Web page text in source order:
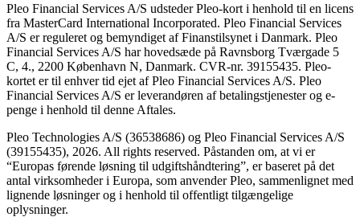
Pleo Financial Services A/S udsteder Pleo-kort i henhold til en licens
fra MasterCard International Incorporated. Pleo Financial Services
A/S er reguleret og bemyndiget af Finanstilsynet i Danmark. Pleo
Financial Services A/S har hovedsæde på Ravnsborg Tværgade 5
C, 4., 2200 København N, Danmark. CVR-nr. 39155435. Pleo-
kortet er til enhver tid ejet af Pleo Financial Services A/S. Pleo
Financial Services A/S er leverandøren af betalingstjenester og e-
penge i henhold til denne Aftales.
Pleo Technologies A/S (36538686) og Pleo Financial Services A/S
(39155435), 2026. All rights reserved. Påstanden om, at vi er
“Europas førende løsning til udgiftshåndtering”, er baseret på det
antal virksomheder i Europa, som anvender Pleo, sammenlignet med
lignende løsninger og i henhold til offentligt tilgængelige
oplysninger.